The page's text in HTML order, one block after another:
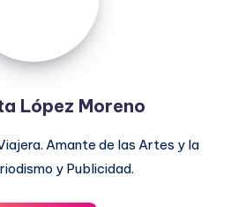
López Moreno
Amante de las Artes y la
y Publicidad.